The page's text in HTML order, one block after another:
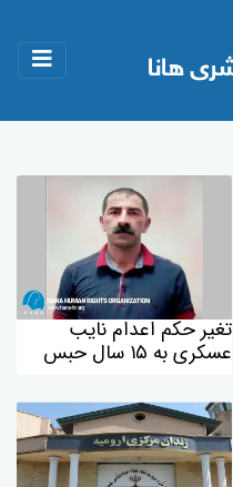
تغیر حکم اعدام نایب
عسکری بە ۱۵ سال حبس